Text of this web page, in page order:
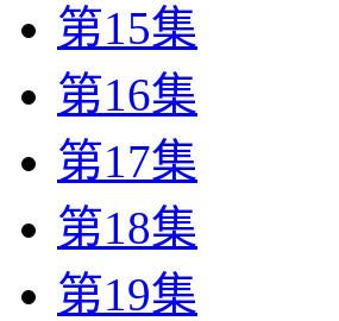
第15集
第16集
第17集
第18集
第19集